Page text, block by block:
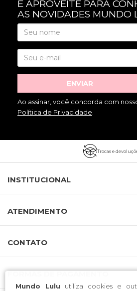
Mundo Lulu utiliza cookies e
E APROVEITE PARA
AS NOVIDADES MUNDO
ENVIAR
Ao assinar, você concorda com
Política de Privacidade
Trocas e
INSTITUCIONAL
ATENDIMENTO
CONTATO
FORMAS DE PAGAMENTO